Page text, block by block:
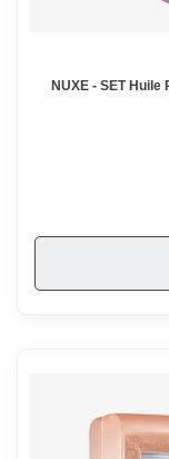
NUXE - SET Huile